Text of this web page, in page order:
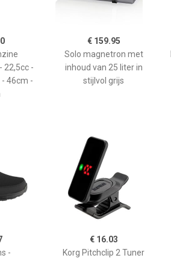
22,5cc -
46cm -
€ 159.95
Solo magnetron met
inhoud van 25 liter in
stijlvol grijs
-
€ 16.03
Korg Pitchclip 2 Tuner